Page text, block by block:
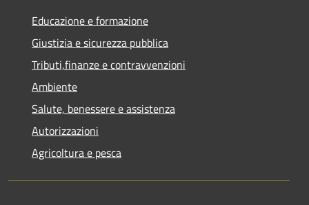
Educazione e formazione
Giustizia e sicurezza pubblica
Tributi,finanze e contravvenzioni
Ambiente
Salute, benessere e assistenza
Autorizzazioni
Agricoltura e pesca